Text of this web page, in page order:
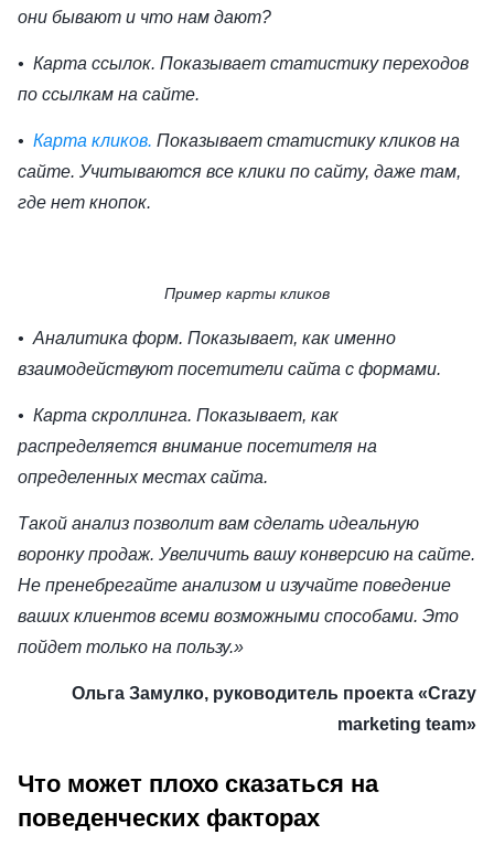
они бывают и что нам дают?
• Карта ссылок. Показывает статистику переходов
по ссылкам на сайте.
• Карта кликов. Показывает статистику кликов на
сайте. Учитываются все клики по сайту, даже там,
где нет кнопок.
Пример карты кликов
• Аналитика форм. Показывает, как именно
взаимодействуют посетители сайта с формами.
• Карта скроллинга. Показывает, как
распределяется внимание посетителя на
определенных местах сайта.
Такой анализ позволит вам сделать идеальную
воронку продаж. Увеличить вашу конверсию на сайте.
Не пренебрегайте анализом и изучайте поведение
ваших клиентов всеми возможными способами. Это
пойдет только на пользу.»
Ольга Замулко, руководитель проекта «Crazy
marketing team»
Что может плохо сказаться на
поведенческих факторах